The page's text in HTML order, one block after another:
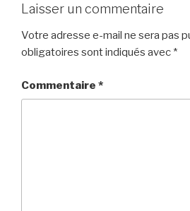
Laisser un commentaire
Votre adresse e-mail ne sera pas
obligatoires sont indiqués avec *
Commentaire *